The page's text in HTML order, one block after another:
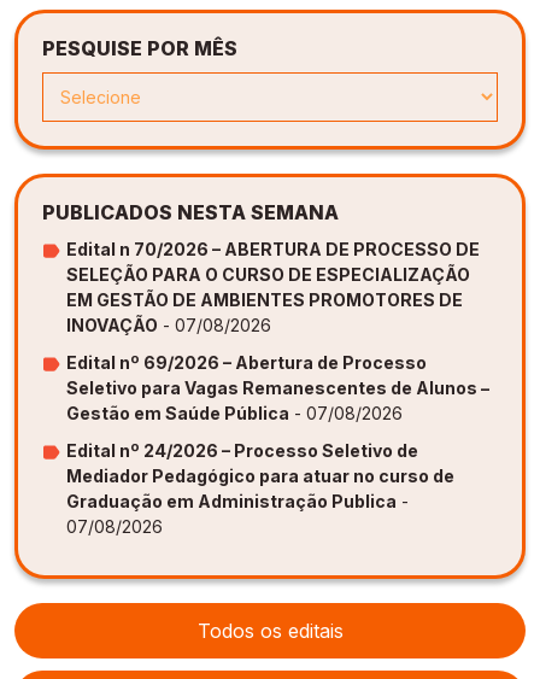
PESQUISE POR MÊS
PUBLICADOS NESTA SEMANA
Edital n 70/2026 – ABERTURA DE PROCESSO DE
SELEÇÃO PARA O CURSO DE ESPECIALIZAÇÃO
EM GESTÃO DE AMBIENTES PROMOTORES DE
INOVAÇÃO - 07/08/2026
Edital nº 69/2026 – Abertura de Processo
Seletivo para Vagas Remanescentes de Alunos –
Gestão em Saúde Pública - 07/08/2026
Edital nº 24/2026 – Processo Seletivo de
Mediador Pedagógico para atuar no curso de
Graduação em Administração Publica -
07/08/2026
Todos os editais